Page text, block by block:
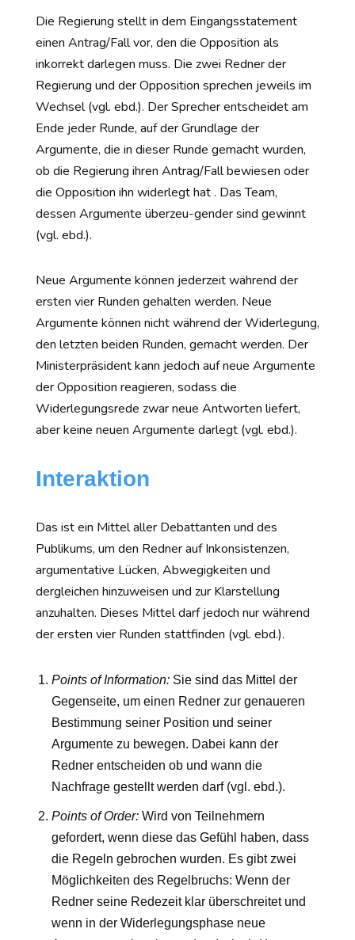
Die Regierung stellt in dem Eingangsstatement
einen Antrag/Fall vor, den die Opposition als
inkorrekt darlegen muss. Die zwei Redner der
Regierung und der Opposition sprechen jeweils im
Wechsel (vgl. ebd.). Der Sprecher entscheidet am
Ende jeder Runde, auf der Grundlage der
Argumente, die in dieser Runde gemacht wurden,
ob die Regierung ihren Antrag/Fall bewiesen oder
die Opposition ihn widerlegt hat . Das Team,
dessen Argumente überzeu-gender sind gewinnt
(vgl. ebd.).
Neue Argumente können jederzeit während der
ersten vier Runden gehalten werden. Neue
Argumente können nicht während der Widerlegung,
den letzten beiden Runden, gemacht werden. Der
Ministerpräsident kann jedoch auf neue Argumente
der Opposition reagieren, sodass die
Widerlegungsrede zwar neue Antworten liefert,
aber keine neuen Argumente darlegt (vgl. ebd.).
Interaktion
Das ist ein Mittel aller Debattanten und des
Publikums, um den Redner auf Inkonsistenzen,
argumentative Lücken, Abwegigkeiten und
dergleichen hinzuweisen und zur Klarstellung
anzuhalten. Dieses Mittel darf jedoch nur während
der ersten vier Runden stattfinden (vgl. ebd.).
Points of Information: Sie sind das Mittel der
Gegenseite, um einen Redner zur genaueren
Bestimmung seiner Position und seiner
Argumente zu bewegen. Dabei kann der
Redner entscheiden ob und wann die
Nachfrage gestellt werden darf (vgl. ebd.).
Points of Order: Wird von Teilnehmern
gefordert, wenn diese das Gefühl haben, dass
die Regeln gebrochen wurden. Es gibt zwei
Möglichkeiten des Regelbruchs: Wenn der
Redner seine Redezeit klar überschreitet und
wenn in der Widerlegungsphase neue